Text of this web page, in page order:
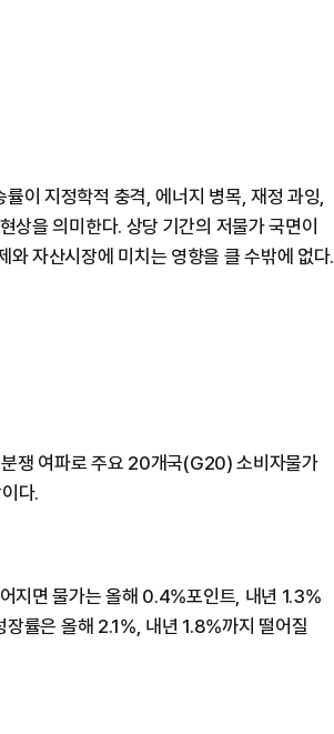
이 지정학적 충격, 에너지 병목, 재정 과잉,
상을 의미한다. 상당 기간의 저물가 국면이
자산시장에 미치는 영향을 클 수밖에 없다.
쟁 여파로 주요 20개국(G20) 소비자물가
다.
지면 물가는 올해 0.4%포인트, 내년 1.3%
률은 올해 2.1%, 내년 1.8%까지 떨어질